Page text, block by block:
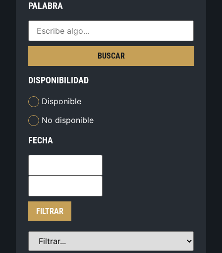
PALABRA
BUSCAR
DISPONIBILIDAD
Disponible
No disponible
FECHA
FILTRAR